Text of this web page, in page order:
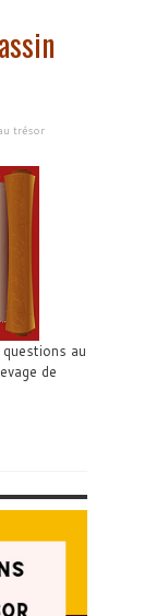
trésor
au
de